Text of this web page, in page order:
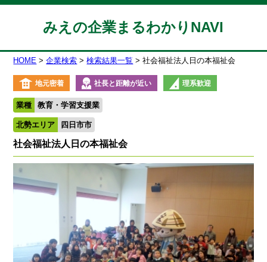
みえの企業まるわかりNAVI
HOME 企業検索 検索結果一覧 社会福祉法人日の本福祉会
地元密着 社長と距離が近い 理系歓迎
業種 教育・学習支援業
北勢エリア 四日市市
社会福祉法人日の本福祉会